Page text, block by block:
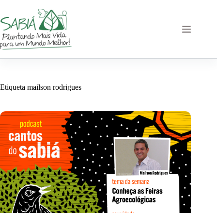
contenido
Etiqueta mailson rodrigues